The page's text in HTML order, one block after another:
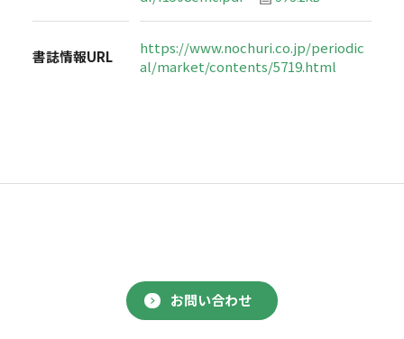
書誌情報URL
https://www.nochuri.co.jp/periodic
al/market/contents/5719.html
お問い合わせ